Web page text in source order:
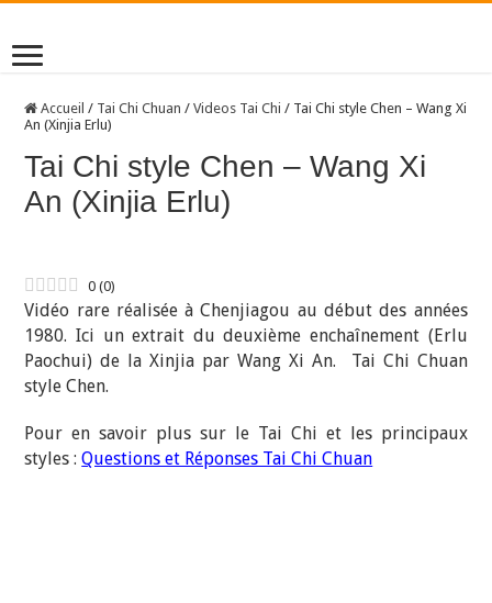
Accueil / Tai Chi Chuan / Videos Tai Chi / Tai Chi style Chen – Wang Xi
An (Xinjia Erlu)
Tai Chi style Chen – Wang Xi
An (Xinjia Erlu)
0 (0)
Vidéo rare réalisée à Chenjiagou au début des années
1980. Ici un extrait du deuxième enchaînement (Erlu
Paochui) de la Xinjia par Wang Xi An. Tai Chi Chuan
style Chen.
Pour en savoir plus sur le Tai Chi et les principaux
styles :Questions et Réponses Tai Chi Chuan